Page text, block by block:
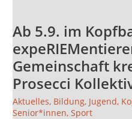
Ab 5.9. im
Gemeinschaft
Prosecci
Aktuelles, Bildung, Jugend,
Senior*innen,Sport
im
Kopfbau:
“Kultur
expeRIEMentieren
–
nachhaltig
Gemeinschaft